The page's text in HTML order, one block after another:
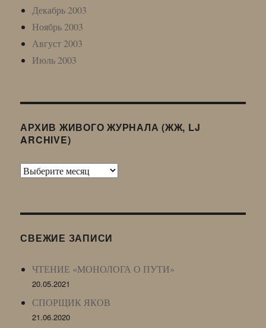
Декабрь 2003
Ноябрь 2003
Август 2003
Июль 2003
АРХИВ ЖИВОГО ЖУРНАЛА (ЖЖ, LJ
ARCHIVE)
Архив
LJ
СВЕЖИЕ ЗАПИСИ
ЧТЕНИЕ «МОНОЛОГА О ПУТИ»
20.05.2021
СПОРЩИК ЯКОВ
21.06.2020